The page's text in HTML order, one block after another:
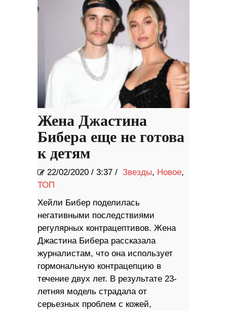
Жена Джастина
Бибера еще не готова
к детям
22/02/2020 / 3:37 / Звезды, Новое,
ТОП
Хейли Бибер поделилась
негативными последствиями
регулярных контрацептивов. Жена
Джастина Бибера рассказала
журналистам, что она использует
гормональную контрацепцию в
течение двух лет. В результате 23-
летняя модель страдала от
серьезных проблем с кожей,